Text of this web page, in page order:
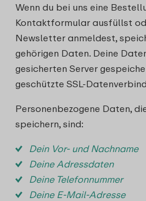
Wenn du bei uns eine
Kontaktformular ausfüllst
Newsletter anmeldest,
gehörigen Daten. Deine
gesicherten Server
geschützte SSL-
Personenbezogene Daten,
speichern, sind:
Dein Vor- und Nachname
Deine Adressdaten
Deine Telefonnummer
Deine E-Mail-Adresse